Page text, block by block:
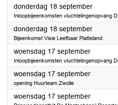
donderdag 18 september2025
Inloopbijeenkomsten vluchtelingenopvang
donderdag 18 september2025
Bijeenkomst Visie Leefbaar Platteland
woensdag 17 september2025
Inloopbijeenkomsten vluchtelingenopvang
woensdag 17 september2025
opening Huurteam Zwolle
woensdag 17 september2025